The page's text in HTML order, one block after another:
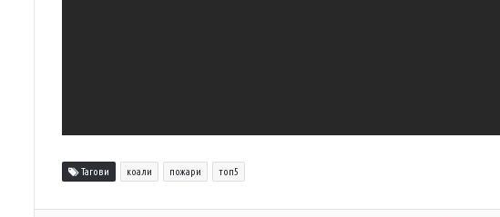
Тагови коали пожари топ5